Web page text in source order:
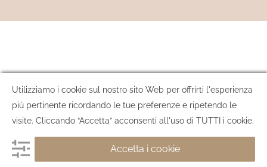
Utilizziamo i cookie sul nostro sito Web per offrirti l'esperienza
più pertinente ricordando le tue preferenze e ripetendo le
visite. Cliccando “Accetta” acconsenti all'uso di TUTTI i cookie.
Accetta i cookie